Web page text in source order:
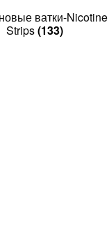
ватки-Nicotine
Strips(133)